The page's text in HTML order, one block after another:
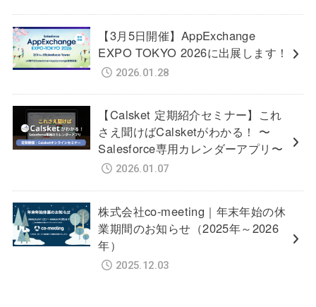
【3月5日開催】AppExchange
EXPO TOKYO 2026に出展します！
2026.01.28
【Calsket 定期紹介セミナー】これ
さえ聞けばCalsketがわかる！ 〜
Salesforce専用カレンダーアプリ〜
2026.01.07
株式会社co-meeting｜年末年始の休
業期間のお知らせ（2025年～2026
年）
2025.12.03